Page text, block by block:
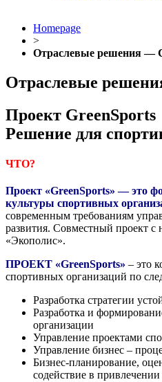
Homepage
>
Отраслевые решения
Отраслевые
Проект GreenSports
Решение для
ЧТО?
Проект «GreenSports» — это
культуры спортивных
современным требованиям
развития. Совместный проект
«Экополис».
ПРОЕКТ «GreenSports» – это
спортивных организаций по
Разработка стратегии
Разработка и
организации
Управление проектами
Управление бизнес –
Бизнес-планирование,
содействие в